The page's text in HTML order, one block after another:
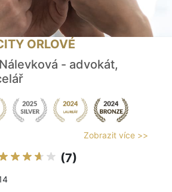
ORLOVÉ
- advokát,
Zobrazit více >>
(7)